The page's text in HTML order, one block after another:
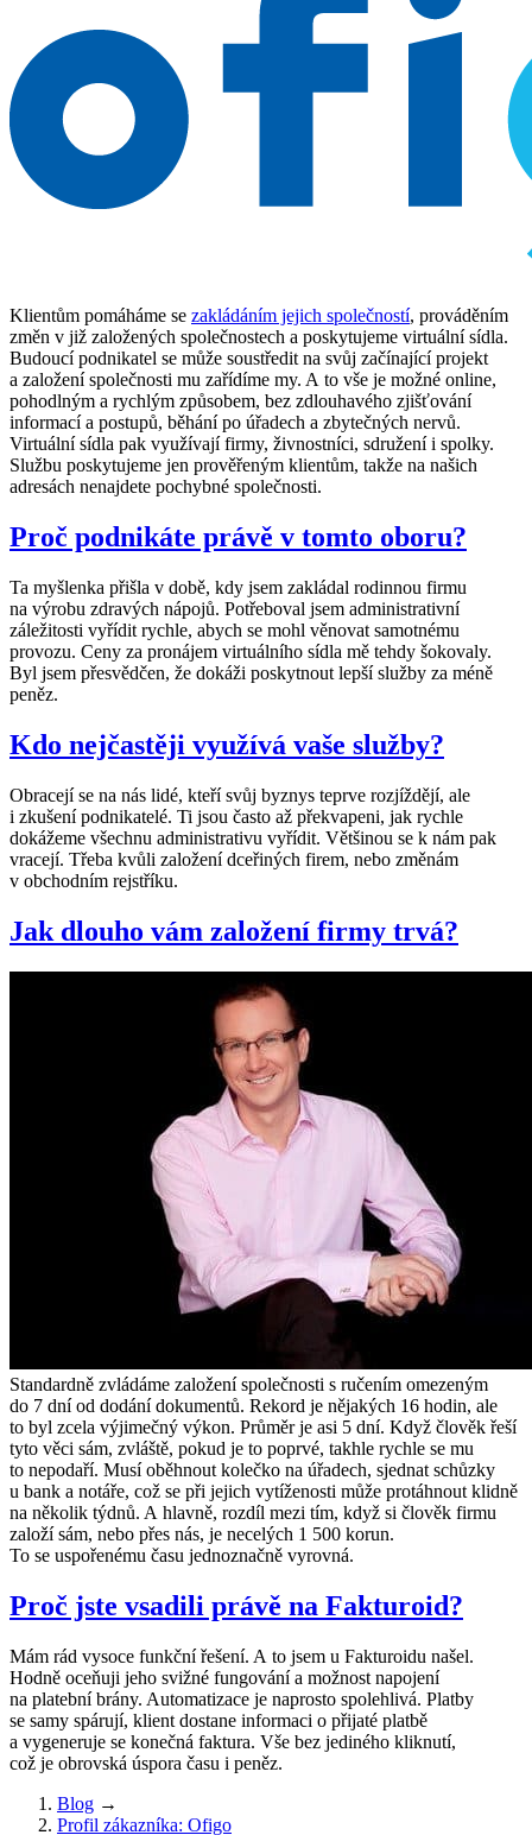
Klientům pomáháme se zakládáním jejich společností, prováděním
změn v již založených společnostech a poskytujeme virtuální sídla.
Budoucí podnikatel se může soustředit na svůj začínající projekt
a založení společnosti mu zařídíme my. A to vše je možné online,
pohodlným a rychlým způsobem, bez zdlouhavého zjišťování
informací a postupů, běhání po úřadech a zbytečných nervů.
Virtuální sídla pak využívají firmy, živnostníci, sdružení i spolky.
Službu poskytujeme jen prověřeným klientům, takže na našich
adresách nenajdete pochybné společnosti.
Proč podnikáte právě v tomto oboru?
Ta myšlenka přišla v době, kdy jsem zakládal rodinnou firmu
na výrobu zdravých nápojů. Potřeboval jsem administrativní
záležitosti vyřídit rychle, abych se mohl věnovat samotnému
provozu. Ceny za pronájem virtuálního sídla mě tehdy šokovaly.
Byl jsem přesvědčen, že dokáži poskytnout lepší služby za méně
peněz.
Kdo nejčastěji využívá vaše služby?
Obracejí se na nás lidé, kteří svůj byznys teprve rozjíždějí, ale
i zkušení podnikatelé. Ti jsou často až překvapeni, jak rychle
dokážeme všechnu administrativu vyřídit. Většinou se k nám pak
vracejí. Třeba kvůli založení dceřiných firem, nebo změnám
v obchodním rejstříku.
Jak dlouho vám založení firmy trvá?
Standardně zvládáme založení společnosti s ručením omezeným
do 7 dní od dodání dokumentů. Rekord je nějakých 16 hodin, ale
to byl zcela výjimečný výkon. Průměr je asi 5 dní. Když člověk řeší
tyto věci sám, zvláště, pokud je to poprvé, takhle rychle se mu
to nepodaří. Musí oběhnout kolečko na úřadech, sjednat schůzky
u bank a notáře, což se při jejich vytíženosti může protáhnout klidně
na několik týdnů. A hlavně, rozdíl mezi tím, když si člověk firmu
založí sám, nebo přes nás, je necelých 1 500 korun.
To se uspořenému času jednoznačně vyrovná.
Proč jste vsadili právě na Fakturoid?
Mám rád vysoce funkční řešení. A to jsem u Fakturoidu našel.
Hodně oceňuji jeho svižné fungování a možnost napojení
na platební brány. Automatizace je naprosto spolehlivá. Platby
se samy spárují, klient dostane informaci o přijaté platbě
a vygeneruje se konečná faktura. Vše bez jediného kliknutí,
což je obrovská úspora času i peněz.
Blog →
Profil zákazníka: Ofigo